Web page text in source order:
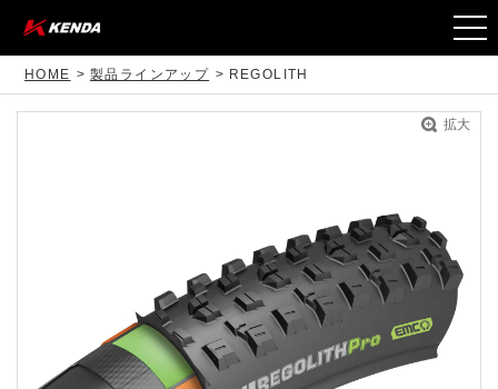
HOME 製品ラインアップ REGOLITH
拡大